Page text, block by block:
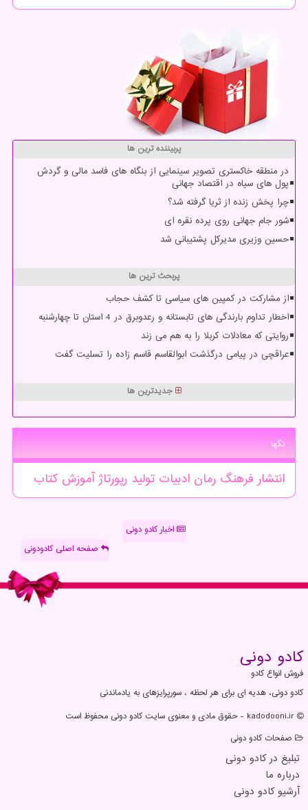
پربیننده ترین ها
در منطقه خاکستری تصویر سینمایی از بنگاه های فاسد مالی و گردش
پول های سیاه در اقتصاد جهانی
چرا پخش زنده از ثریا گرفته شد؟
شور جام جهانی روی پرده نقره ای
حسین وزیری مدیرکل پشتیبانی شد
پربحث ترین ها
از مشارکت در کمپین های سیاسی تا کشف حجاب
اخطار تداوم بارندگی های تابستانه و رعدوبرق در 4 استان تا چهارشنبه
روایتی که معادلات کربلا را به هم می زند
عراقچی در پیامی درگذشت ابوالقاسم قاسم زاده را تسلیت گفت
جدیدترین ها
تگها
انتشار فرهنگ رمان ادبیات تولید رپورتاژآموزشكتاب
اخبار کادو دونی
صفحه اصلی کادودونی
كادو دونی
فروش انواع کادو
کادو دونی، هدیه ای برای هر لحظه ، سورپرایزهای به یادماندنی
صفحات كادو دونی
تبلیغ در كادو دونی
درباره ما
آرشیو كادو دونی